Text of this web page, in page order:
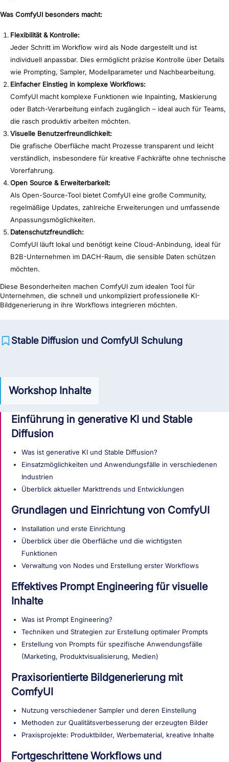
Was ComfyUI besonders macht:
Flexibilität & Kontrolle:
Jeder Schritt im Workflow wird als Node dargestellt und ist
individuell anpassbar. Dies ermöglicht präzise Kontrolle über Details
wie Prompting, Sampler, Modellparameter und Nachbearbeitung.
Einfacher Einstieg in komplexe Workflows:
ComfyUI macht komplexe Funktionen wie Inpainting, Maskierung
oder Batch-Verarbeitung einfach zugänglich – ideal auch für Teams,
die rasch produktiv arbeiten möchten.
Visuelle Benutzerfreundlichkeit:
Die grafische Oberfläche macht Prozesse transparent und leicht
verständlich, insbesondere für kreative Fachkräfte ohne technische
Vorerfahrung.
Open Source & Erweiterbarkeit:
Als Open-Source-Tool bietet ComfyUI eine große Community,
regelmäßige Updates, zahlreiche Erweiterungen und umfassende
Anpassungsmöglichkeiten.
Datenschutzfreundlich:
ComfyUI läuft lokal und benötigt keine Cloud-Anbindung, ideal für
B2B-Unternehmen im DACH-Raum, die sensible Daten schützen
möchten.
Diese Besonderheiten machen ComfyUI zum idealen Tool für
Unternehmen, die schnell und unkompliziert professionelle KI-
Bildgenerierung in ihre Workflows integrieren möchten.
Stable Diffusion und ComfyUI Schulung
Workshop Inhalte
Einführung in generative KI und Stable
Diffusion
Was ist generative KI und Stable Diffusion?
Einsatzmöglichkeiten und Anwendungsfälle in verschiedenen
Industrien
Überblick aktueller Markttrends und Entwicklungen
Grundlagen und Einrichtung von ComfyUI
Installation und erste Einrichtung
Überblick über die Oberfläche und die wichtigsten
Funktionen
Verwaltung von Nodes und Erstellung erster Workflows
Effektives Prompt Engineering für visuelle
Inhalte
Was ist Prompt Engineering?
Techniken und Strategien zur Erstellung optimaler Prompts
Erstellung von Prompts für spezifische Anwendungsfälle
(Marketing, Produktvisualisierung, Medien)
Praxisorientierte Bildgenerierung mit
ComfyUI
Nutzung verschiedener Sampler und deren Einstellung
Methoden zur Qualitätsverbesserung der erzeugten Bilder
Praxisprojekte: Produktbilder, Werbematerial, kreative Inhalte
Fortgeschrittene Workflows und